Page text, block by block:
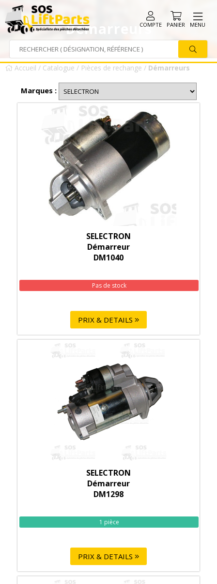
COMPTE PANIER MENU
Démarreurs
Accueil / Catalogue / Pièces de rechange / Démarreurs
Marques :
SELECTRON
Démarreur
DM1040
Pas de stock
PRIX & DETAILS
SELECTRON
Démarreur
DM1298
1 pièce
PRIX & DETAILS